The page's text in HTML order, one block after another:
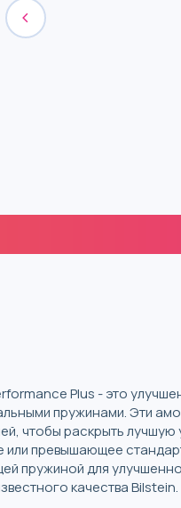
Plus - это
пружинами. Эти
чтобы раскрыть
или превышающее
пружиной для
качества Bilstein.